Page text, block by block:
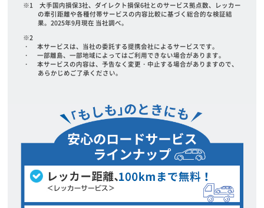
※1 大手国内損保3社、ダイレクト損保6社とのサービス拠点数、レッカー
の牽引距離や各種付帯サービスの内容比較に基づく総合的な検証結
果。2025年9月現在 当社調べ。
※2
・ 本サービスは、当社の委託する提携会社によるサービスです。
・ 一部離島、一部地域によってはご利用できない場合があります。
・ 本サービスの内容は、予告なく変更・中止する場合がありますので、
あらかじめご了承ください。